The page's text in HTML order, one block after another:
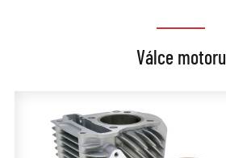
Válce motoru